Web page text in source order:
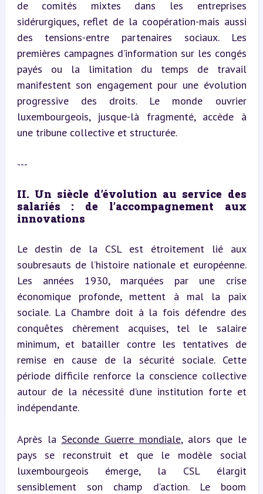
de comités mixtes dans les entreprises
sidérurgiques, reflet de la coopération-mais aussi
des tensions-entre partenaires sociaux. Les
premières campagnes d’information sur les congés
payés ou la limitation du temps de travail
manifestent son engagement pour une évolution
progressive des droits. Le monde ouvrier
luxembourgeois, jusque-là fragmenté, accède à
une tribune collective et structurée.
---
II. Un siècle d’évolution au service des
salariés : de l’accompagnement aux
innovations
Le destin de la CSL est étroitement lié aux
soubresauts de l’histoire nationale et européenne.
Les années 1930, marquées par une crise
économique profonde, mettent à mal la paix
sociale. La Chambre doit à la fois défendre des
conquêtes chèrement acquises, tel le salaire
minimum, et batailler contre les tentatives de
remise en cause de la sécurité sociale. Cette
période difficile renforce la conscience collective
autour de la nécessité d’une institution forte et
indépendante.
Après la Seconde Guerre mondiale, alors que le
pays se reconstruit et que le modèle social
luxembourgeois émerge, la CSL élargit
sensiblement son champ d’action. Le boom